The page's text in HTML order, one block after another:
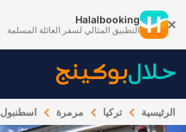
Halalbooking
التطبيق المثالي لسفر العائلة المسلمة
الرئيسية تركيا مرمرة اسطنبول